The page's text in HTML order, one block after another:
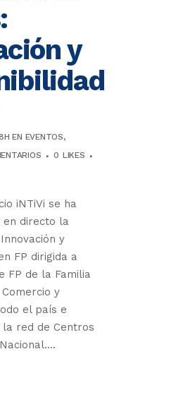
y
EN EVENTOS,
0 LIKES
iNTiVi se ha
directo la
y
FP dirigida a
FP de la Familia
y
el país e
red de Centros